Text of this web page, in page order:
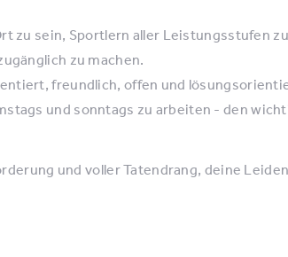
zu sein, Sportlern aller Leistungsstufen
zu machen.
freundlich, offen und
und sonntags zu arbeiten - den
und voller Tatendrang, deine